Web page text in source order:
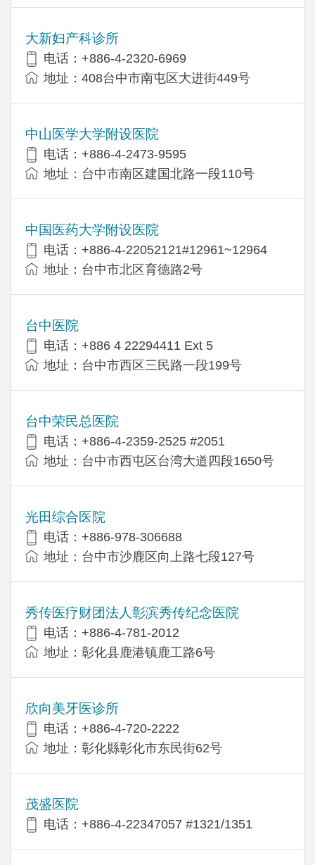
大新妇产科诊所
电话：+886-4-2320-6969
地址：408台中市南屯区大进街449号
中山医学大学附设医院
电话：+886-4-2473-9595
地址：台中市南区建国北路一段110号
中国医药大学附设医院
电话：+886-4-22052121#12961~12964
地址：台中市北区育德路2号
台中医院
电话：+886 4 22294411 Ext 5
地址：台中市西区三民路一段199号
台中荣民总医院
电话：+886-4-2359-2525 #2051
地址：台中市西屯区台湾大道四段1650号
光田综合医院
电话：+886-978-306688
地址：台中市沙鹿区向上路七段127号
秀传医疗财团法人彰滨秀传纪念医院
电话：+886-4-781-2012
地址：彰化县鹿港镇鹿工路6号
欣向美牙医诊所
电话：+886-4-720-2222
地址：彰化縣彰化市东民街62号
茂盛医院
电话：+886-4-22347057 #1321/1351